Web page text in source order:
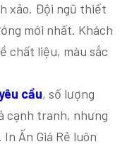
xảo. Đội ngũ thiết
mới nhất. Khách
chất liệu, màu sắc
cầu, số lượng
cạnh tranh, nhưng
Ấn Giá Rẻ luôn